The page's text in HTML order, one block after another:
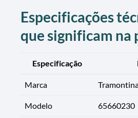
Especificações
que significam na
Especificação
Marca
Modelo 65660230